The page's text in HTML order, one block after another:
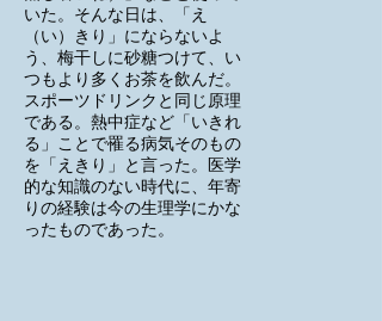
いた。そんな日は、「え
（い）きり」にならないよ
う、梅干しに砂糖つけて、い
つもより多くお茶を飲んだ。
スポーツドリンクと同じ原理
である。熱中症など「いきれ
る」ことで罹る病気そのもの
を「えきり」と言った。医学
的な知識のない時代に、年寄
りの経験は今の生理学にかな
ったものであった。